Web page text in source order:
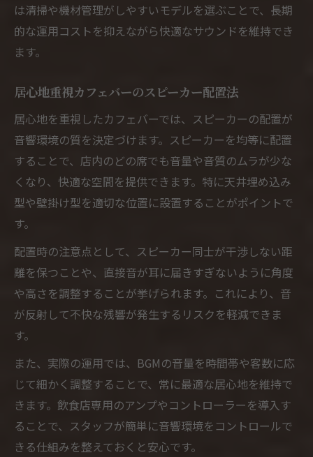
は清掃や機材管理がしやすいモデルを選ぶことで、長期
的な運用コストを抑えながら快適なサウンドを維持でき
ます。
居心地重視カフェバーのスピーカー配置法
居心地を重視したカフェバーでは、スピーカーの配置が
音響環境の質を決定づけます。スピーカーを均等に配置
することで、店内のどの席でも音量や音質のムラが少な
くなり、快適な空間を提供できます。特に天井埋め込み
型や壁掛け型を適切な位置に設置することがポイントで
す。
配置時の注意点として、スピーカー同士が干渉しない距
離を保つことや、直接音が耳に届きすぎないように角度
や高さを調整することが挙げられます。これにより、音
が反射して不快な残響が発生するリスクを軽減できま
す。
また、実際の運用では、BGMの音量を時間帯や客数に応
じて細かく調整することで、常に最適な居心地を維持で
きます。飲食店専用のアンプやコントローラーを導入す
ることで、スタッフが簡単に音響環境をコントロールで
きる仕組みを整えておくと安心です。